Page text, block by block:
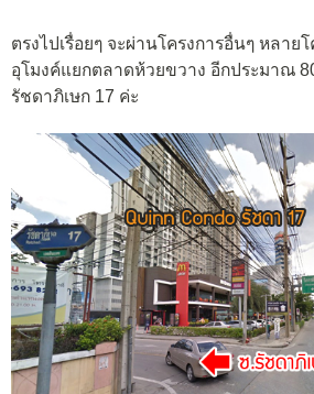
ตรงไปเรื่อยๆ จะผ่านโครงการอื่นๆ หลาย
อุโมงค์แยกตลาดห้วยขวาง อีกประมาณ
รัชดาภิเษก 17 ค่ะ